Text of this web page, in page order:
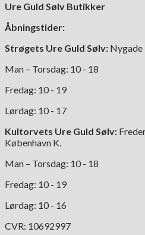
Ure Guld Sølv Butikker
Åbningstider:
Strøgets Ure Guld Sølv: Nygade
Man – Torsdag: 10 - 18
Fredag: 10 - 19
Lørdag: 10 - 17
Kultorvets Ure Guld Sølv:
København K.
Man – Torsdag: 10 - 18
Fredag: 10 - 19
Lørdag: 10 - 16
CVR: 10692997